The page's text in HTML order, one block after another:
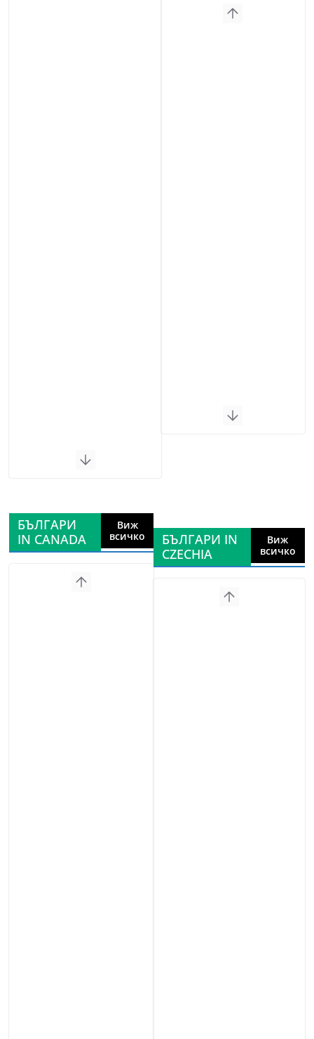
БЪЛГАРИ
IN CANADA
Виж
всичко
БЪЛГАРИ IN
CZECHIA
Виж
всичко